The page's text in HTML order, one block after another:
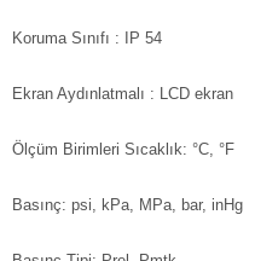
Koruma Sınıfı : IP 54
Ekran Aydınlatmalı : LCD ekran
Ölçüm Birimleri Sıcaklık: °C, °F
Basınç: psi, kPa, MPa, bar, inHg